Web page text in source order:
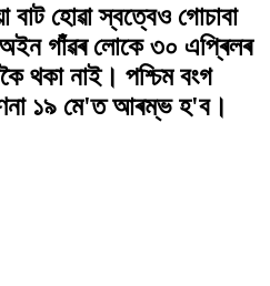
হোৱা স্বত্বেও গোচাবা
গাঁৱৰ লোকে ৩০ এপ্ৰিলৰ
থকা নাই। পশ্চিম বংগ
১৯ মে'ত আৰম্ভ হ'ব।